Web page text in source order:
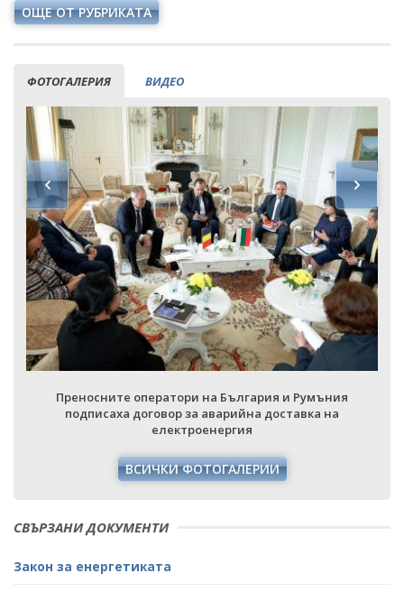
ОЩЕ ОТ РУБРИКАТА
ФОТОГАЛЕРИЯ ВИДЕО
Преносните оператори на България и Румъния
подписаха договор за аварийна доставка на
електроенергия
ВСИЧКИ ФОТОГАЛЕРИИ
СВЪРЗАНИ ДОКУМЕНТИ
Закон за енергетиката